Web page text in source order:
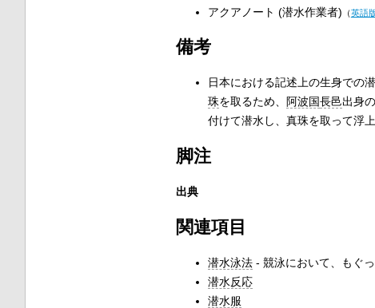
アクアノート (潜水作業者) （英語
備考
日本における記述上の生身での
珠を取るため、 阿波国長邑出身
付けて潜水し、真珠を取って浮
脚注
出典
関連項目
潜水泳法- 競泳において、もぐっ
潜水反応
潜水服